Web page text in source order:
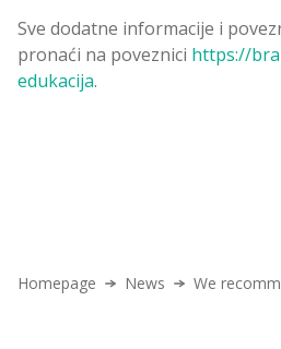
Sve dodatne informacije i
pronaći na poveznici https://
edukacija.
Homepage News We